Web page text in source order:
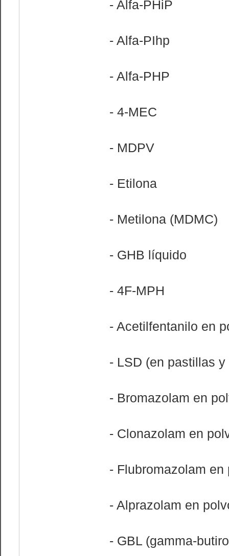
- Alfa-PHiP
- Alfa-PIhp
- Alfa-PHP
- 4-MEC
- MDPV
- Etilona
- Metilona (MDMC)
- GHB líquido
- 4F-MPH
- Acetilfentanilo en
- LSD (en pastillas
- Bromazolam en
- Clonazolam en
- Flubromazolam en
- Alprazolam en
- GBL (gamma-